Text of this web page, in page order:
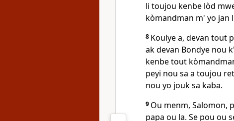
li toujou kenbe lòd
kòmandman m' yo jan
8 Koulye a, devan tout
ak devan Bondye nou
kenbe tout
peyi nou sa a toujou
nou yo jouk sa kaba.
9 Ou menm, Salomon,
papa ou la. Se pou ou